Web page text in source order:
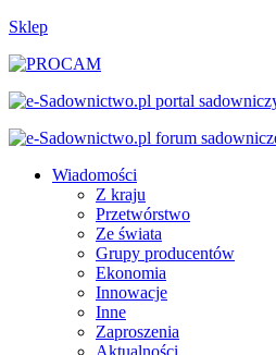
Sklep
Wiadomości
Z kraju
Przetwórstwo
Ze świata
Grupy producentów
Ekonomia
Innowacje
Inne
Zaproszenia
Aktualności